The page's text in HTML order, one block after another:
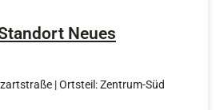
Neues
| Ortsteil: Zentrum-Süd